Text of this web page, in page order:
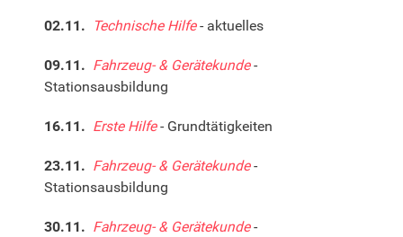
02.11. Technische Hilfe- aktuelles
09.11. Fahrzeug- & Gerätekunde-
Stationsausbildung
16.11. Erste Hilfe- Grundtätigkeiten
23.11. Fahrzeug- & Gerätekunde-
Stationsausbildung
30.11. Fahrzeug- & Gerätekunde-